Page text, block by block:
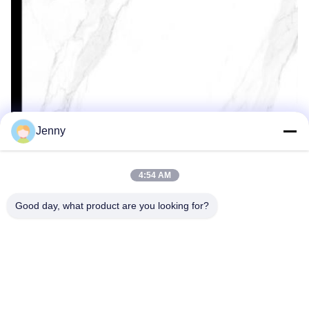
Jenny
4:54 AM
Good day, what product are you looking for?